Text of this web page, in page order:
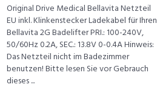
Original Drive Medical Bellavita Netzteil
EU inkl. Klinkenstecker Ladekabel für Ihren
Bellavita 2G Badelifter PRI.: 100-240V,
50/60Hz 0.2A, SEC.: 13.8V 0-0.4A Hinweis:
Das Netzteil nicht im Badezimmer
benutzen! Bitte lesen Sie vor Gebrauch
dieses ...